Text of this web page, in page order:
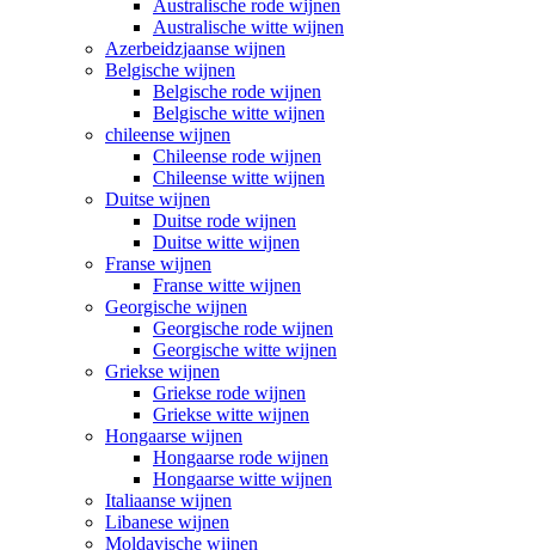
Australische rode wijnen
Australische witte wijnen
Azerbeidzjaanse wijnen
Belgische wijnen
Belgische rode wijnen
Belgische witte wijnen
chileense wijnen
Chileense rode wijnen
Chileense witte wijnen
Duitse wijnen
Duitse rode wijnen
Duitse witte wijnen
Franse wijnen
Franse witte wijnen
Georgische wijnen
Georgische rode wijnen
Georgische witte wijnen
Griekse wijnen
Griekse rode wijnen
Griekse witte wijnen
Hongaarse wijnen
Hongaarse rode wijnen
Hongaarse witte wijnen
Italiaanse wijnen
Libanese wijnen
Moldavische wijnen